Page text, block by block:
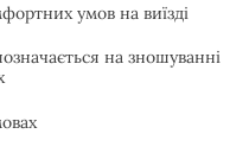
умов на виїзді
на зношуванні